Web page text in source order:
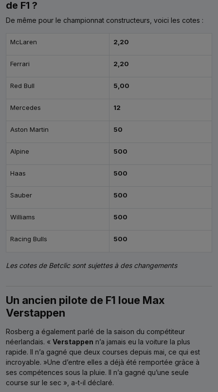
de F1 ?
De même pour le championnat constructeurs, voici les cotes :
McLaren 2,20
Ferrari 2,20
Red Bull 5,00
Mercedes 12
Aston Martin 50
Alpine 500
Haas 500
Sauber 500
Williams 500
Racing Bulls 500
Les cotes de Betclic sont sujettes à des changements
Un ancien pilote de F1 loue Max
Verstappen
Rosberg a également parlé de la saison du compétiteur
néerlandais. « Verstappen n’a jamais eu la voiture la plus
rapide. Il n’a gagné que deux courses depuis mai, ce qui est
incroyable. »Une d’entre elles a déjà été remportée grâce à
ses compétences sous la pluie. Il n’a gagné qu’une seule
course sur le sec », a-t-il déclaré.